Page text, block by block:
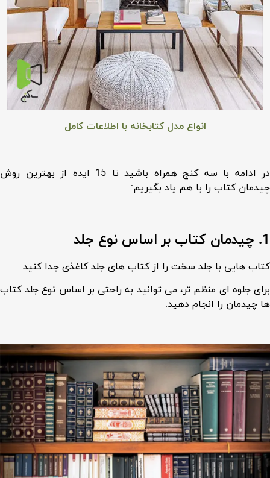
انواع مدل کتابخانه با اطلاعات کامل
در ادامه با سه کنج همراه باشید تا 15 ایده از بهترین روش
چیدمان کتاب را با هم یاد بگیریم:
1. چیدمان کتاب بر اساس نوع جلد
کتاب هایی با جلد سخت را از کتاب های جلد کاغذی جدا کنید
برای جلوه ای منظم تر، می توانید به راحتی بر اساس نوع جلد کتاب
ها چیدمان را انجام دهید.